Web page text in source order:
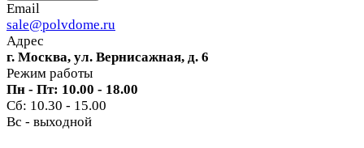
Email
sale@polvdome.ru
Адрес
г. Москва, ул. Вернисажная, д. 6
Режим работы
Пн - Пт: 10.00 - 18.00
Сб: 10.30 - 15.00
Вс - выходной